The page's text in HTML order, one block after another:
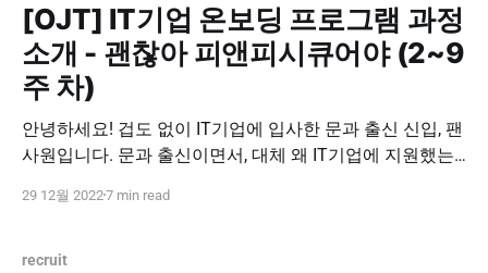
[OJT] IT기업 온보딩 프로그램 과정
소개 - 괜찮아 피앤피시큐어야 (2~9
주 차)
안녕하세요! 겁도 없이 IT기업에 입사한 문과 출신 신입, 팬
사원입니다. 문과 출신이면서, 대체 왜 IT기업에 지원했는
문과생에게 IT기업 취직은 꿈과 같은 이야기입니다. 누구
사라져 버리는 그런 희미한 꿈.... 팬사원도 채용 공고에서
29 12월 20227 min read
recruit